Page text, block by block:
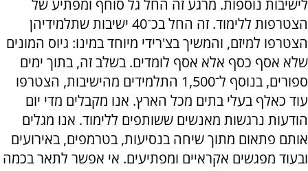
לישיבות נוספות. מרגע זה החל גל סוחף ומפתיע של
הצטרפות ללימוד. זה החל בכ־40 ישיבות שתלמידיהן
הצטרפו למיזם, והמשיך בצ'רידי מיוחד במינו: גיוס המונים
שלא אסף כסף אלא אסף לומדים. בשלב זה, בתוך ימים
ספורים, בנוסף ל־1,500 התלמידים מהישיבות, הצטרפו
עוד כאלף בעלי בתים מכל הארץ. אנו מקבלים מדי יום
הודעות נרגשות מאנשים ששותפים ללימוד. אנו מגלים
אותם פתאום מתוך שיחה בנסיעות, בטרמפים, באירועים
ובעוד מפגשים אקראיים ומפתיעים. אי אפשר לתאר בכמה